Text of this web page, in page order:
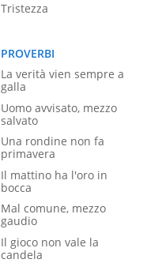
Tristezza
PROVERBI
La verità vien sempre a
galla
Uomo avvisato, mezzo
salvato
Una rondine non fa
primavera
Il mattino ha l'oro in
bocca
Mal comune, mezzo
gaudio
Il gioco non vale la
candela